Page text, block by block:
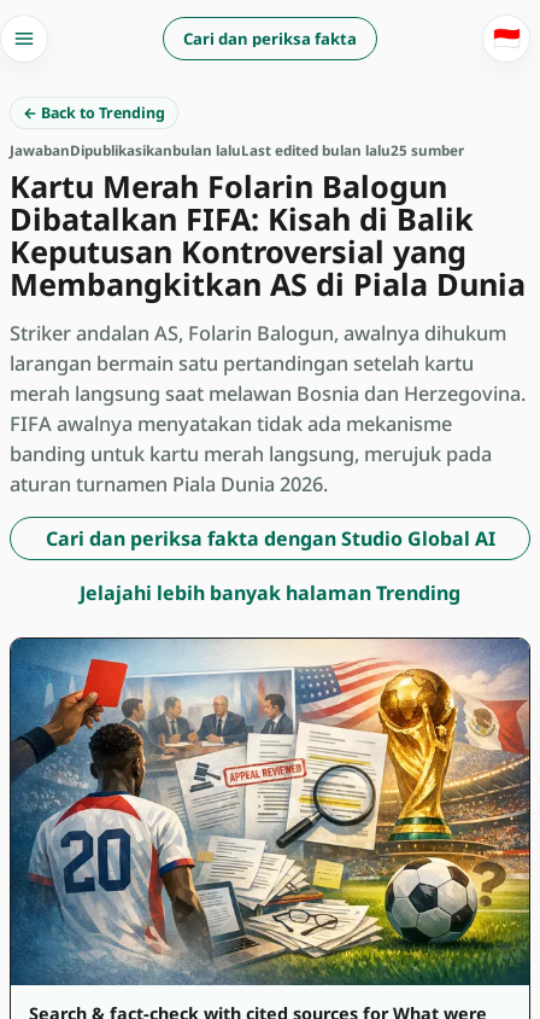
Cari dan periksa fakta 🇮🇩
← Back to Trending
JawabanDipublikasikanbulan laluLast edited bulan lalu25 sumber
Kartu Merah Folarin Balogun
Dibatalkan FIFA: Kisah di Balik
Keputusan Kontroversial yang
Membangkitkan AS di Piala Dunia
Striker andalan AS, Folarin Balogun, awalnya dihukum
larangan bermain satu pertandingan setelah kartu
merah langsung saat melawan Bosnia dan Herzegovina.
FIFA awalnya menyatakan tidak ada mekanisme
banding untuk kartu merah langsung, merujuk pada
aturan turnamen Piala Dunia 2026.
Cari dan periksa fakta dengan Studio Global AI
Jelajahi lebih banyak halaman Trending
Search & fact-check with cited sources for What were